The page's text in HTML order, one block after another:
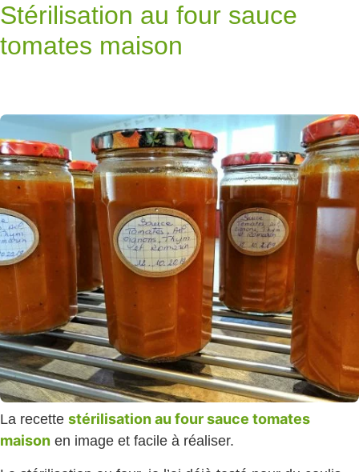
Stérilisation au four sauce
tomates maison
La recette stérilisation au four sauce tomates
maison en image et facile à réaliser.